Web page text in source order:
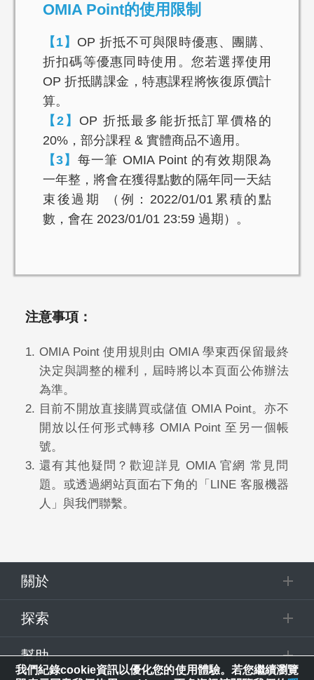
OMIA Point的使用限制
【1】 OP 折抵不可與限時優惠、團購、
折扣碼等優惠同時使用。您若選擇使用
OP 折抵購課金，特惠課程將恢復原價計
算。
【2】 OP 折抵最多能折抵訂單價格的
20%，部分課程 & 實體商品不適用。
【3】 每一筆 OMIA Point 的有效期限為
一年整，將會在獲得點數的隔年同一天結
束後過期 （例：2022/01/01累積的點
數，會在 2023/01/01 23:59 過期）。
注意事項：
1. OMIA Point 使用規則由 OMIA 學東西保留最終
決定與調整的權利，屆時將以本頁面公佈辦法
為準。
2. 目前不開放直接購買或儲值 OMIA Point。亦不
開放以任何形式轉移 OMIA Point 至另一個帳
號。
3. 還有其他疑問？歡迎詳見 OMIA 官網 常見問
題。或透過網站頁面右下角的「LINE 客服機器
人」與我們聯繫。
關於
探索
幫助
我們紀錄cookie資訊以優化您的使用體驗。若您繼續瀏覽